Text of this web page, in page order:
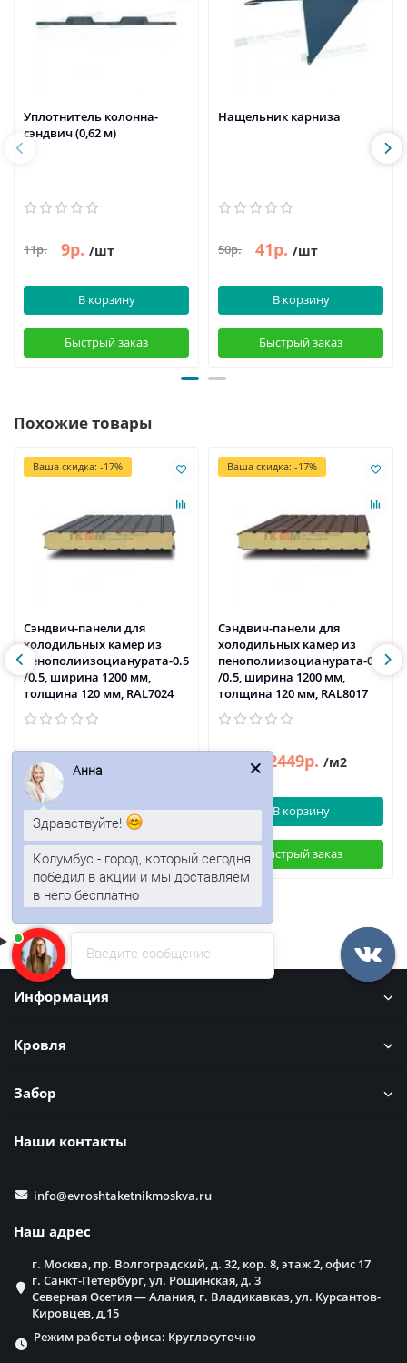
Уплотнитель колонна-
сэндвич (0,62 м)
11р. 9р. /шт
В корзину
Быстрый заказ
Нащельник карниза
50р. 41р. /шт
В корзину
Быстрый заказ
Похожие товары
Ваша скидка: -17%
Сэндвич-панели для
холодильных камер из
пенополиизоцианурата-0.5
/0.5, ширина 1200 мм,
толщина 120 мм, RAL7024
2951р. 2449р.
В корзину
Быстрый заказ
Ваша скидка: -17%
Сэндвич-панели для
холодильных камер из
пенополиизоцианурата-0.5
/0.5, ширина 1200 мм,
толщина 120 мм, RAL8017
2951р. 2449р. /м2
В корзину
Быстрый заказ
Информация
Кровля
Забор
Наши контакты
info@evroshtaketnikmoskva.ru
Наш адрес
г. Москва, пр. Волгоградский, д. 32, кор. 8, этаж 2, офис 17
г. Санкт-Петербург, ул. Рощинская, д. 3
Северная Осетия — Алания, г. Владикавказ, ул. Курсантов-
Кировцев, д,15
Режим работы офиса: Круглосуточно
Введите сообщение
Анна
Здравствуйте!
Колумбус - город, который сегодня
победил в акции и мы доставляем
в него бесплатно